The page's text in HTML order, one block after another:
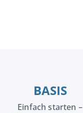
BASIS
Einfach starten –